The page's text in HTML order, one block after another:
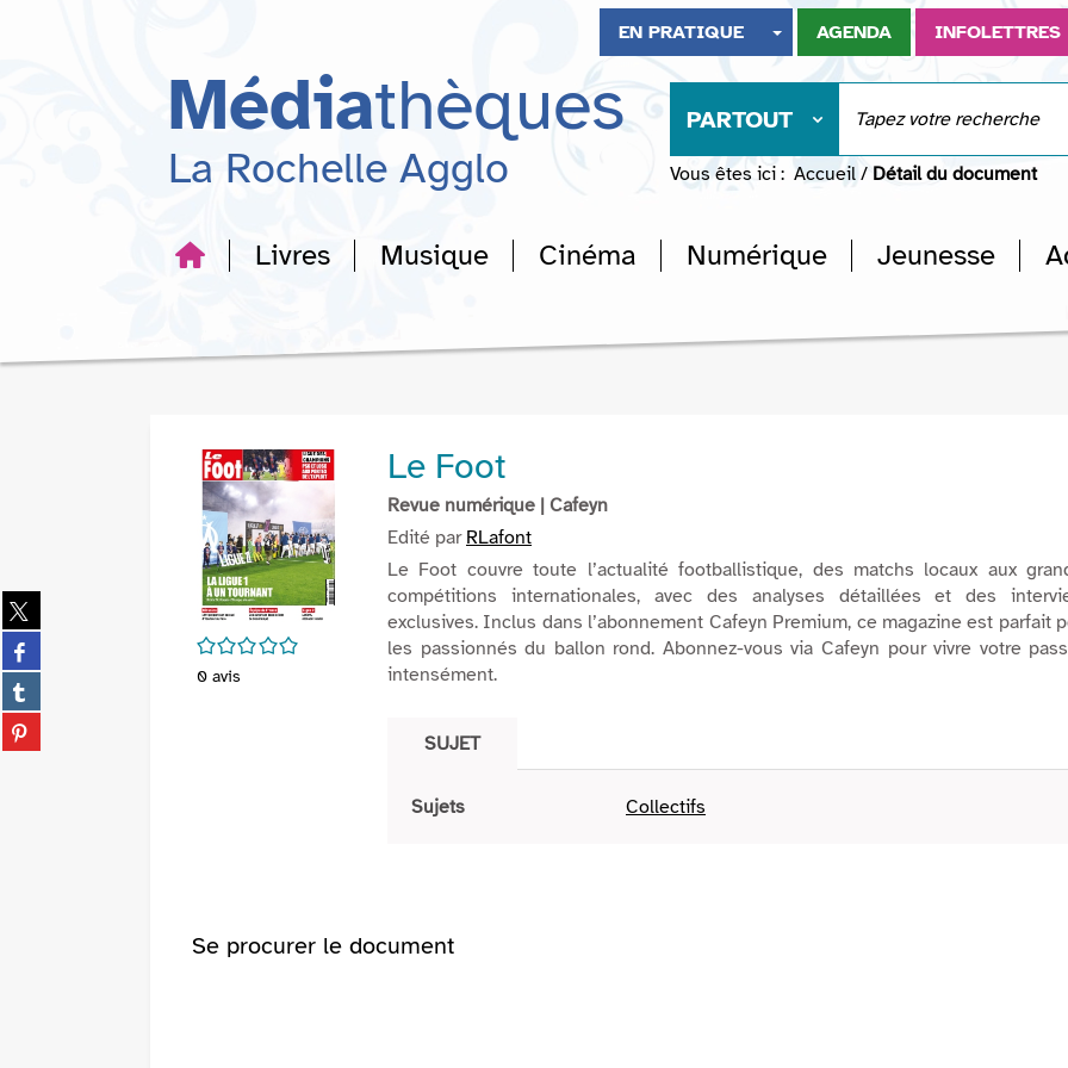
recherche
EN PRATIQUE AGENDA INFOLETTRES
Médiathèques
La Rochelle Agglo
PARTOUT
Vous êtes ici : Accueil / Détail du document
Livres Musique Cinéma Numérique Jeunesse
Partager
sur
twitter
(Nouvelle
fenêtre)
Partager
sur
facebook
(Nouvelle
fenêtre)
Partager
sur
tumblr
Partager
sur
/5
0 avis
Le Foot
Revue numérique | Cafeyn
Edité par RLafont
Le Foot couvre toute l’actualité footballistique, des matchs locaux aux
compétitions internationales, avec des analyses détaillées et des
exclusives. Inclus dans l’abonnement Cafeyn Premium, ce magazine est parfait
les passionnés du ballon rond. Abonnez-vous via Cafeyn pour vivre votre
intensément.
SUJET
Sujets Collectifs
Se procurer le document